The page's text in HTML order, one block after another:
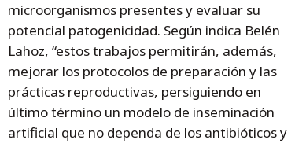
microorganismos presentes y evaluar su
potencial patogenicidad. Según indica Belén
Lahoz, “estos trabajos permitirán, además,
mejorar los protocolos de preparación y las
prácticas reproductivas, persiguiendo en
último término un modelo de inseminación
artificial que no dependa de los antibióticos y